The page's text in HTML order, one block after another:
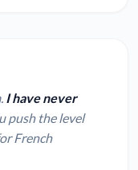
I have never
push the level
French